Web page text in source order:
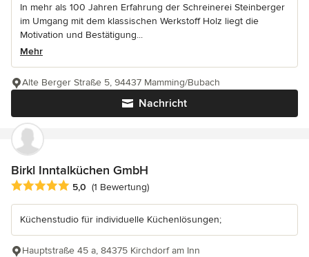
In mehr als 100 Jahren Erfahrung der Schreinerei Steinberger
im Umgang mit dem klassischen Werkstoff Holz liegt die
Motivation und Bestätigung...
Mehr
Nachricht
Alte Berger Straße 5, 94437 Mamming/Bubach
Birkl Inntalküchen GmbH
Durchschnittliche Bewertung: 5 von 5 Sternen
5,0 (1 Bewertung)
Küchenstudio für individuelle Küchenlösungen;
Hauptstraße 45 a, 84375 Kirchdorf am Inn